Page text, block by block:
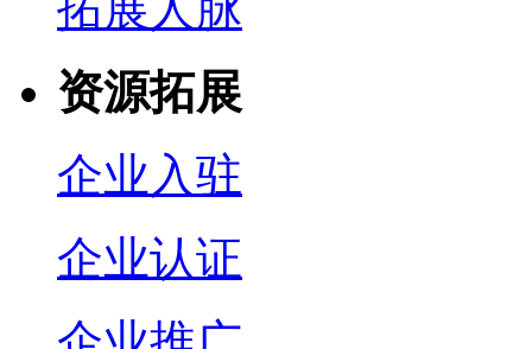
资源拓展
企业入驻
企业认证